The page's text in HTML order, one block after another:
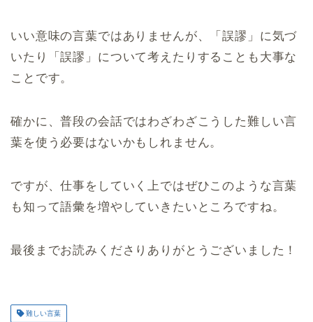
いい意味の言葉ではありませんが、「誤謬」に気づ
いたり「誤謬」について考えたりすることも大事な
ことです。
確かに、普段の会話ではわざわざこうした難しい言
葉を使う必要はないかもしれません。
ですが、仕事をしていく上ではぜひこのような言葉
も知って語彙を増やしていきたいところですね。
最後までお読みくださりありがとうございました！
難しい言葉